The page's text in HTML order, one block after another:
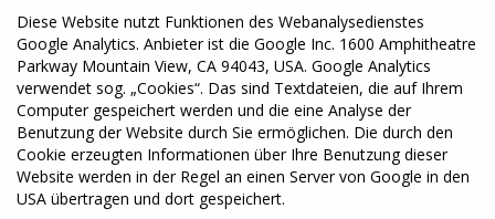
Diese Website nutzt Funktionen des Webanalysedienstes
Google Analytics. Anbieter ist die Google Inc. 1600 Amphitheatre
Parkway Mountain View, CA 94043, USA. Google Analytics
verwendet sog. „Cookies“. Das sind Textdateien, die auf Ihrem
Computer gespeichert werden und die eine Analyse der
Benutzung der Website durch Sie ermöglichen. Die durch den
Cookie erzeugten Informationen über Ihre Benutzung dieser
Website werden in der Regel an einen Server von Google in den
USA übertragen und dort gespeichert.